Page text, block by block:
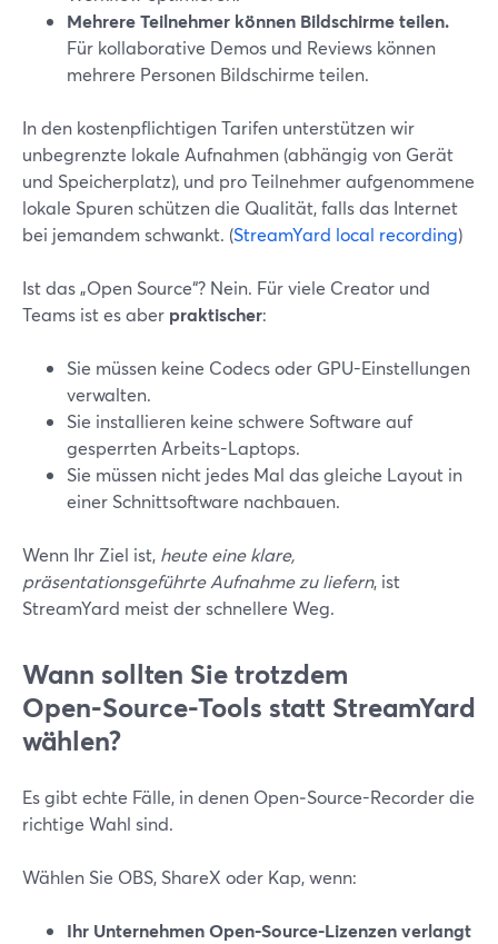
Mehrere Teilnehmer können Bildschirme teilen.
Für kollaborative Demos und Reviews können
mehrere Personen Bildschirme teilen.
In den kostenpflichtigen Tarifen unterstützen wir
unbegrenzte lokale Aufnahmen (abhängig von Gerät
und Speicherplatz), und pro Teilnehmer aufgenommene
lokale Spuren schützen die Qualität, falls das Internet
bei jemandem schwankt. (StreamYard local recording)
Ist das „Open Source“? Nein. Für viele Creator und
Teams ist es aber praktischer:
Sie müssen keine Codecs oder GPU-Einstellungen
verwalten.
Sie installieren keine schwere Software auf
gesperrten Arbeits-Laptops.
Sie müssen nicht jedes Mal das gleiche Layout in
einer Schnittsoftware nachbauen.
Wenn Ihr Ziel ist, heute eine klare,
präsentationsgeführte Aufnahme zu liefern, ist
StreamYard meist der schnellere Weg.
Wann sollten Sie trotzdem
Open‑Source-Tools statt StreamYard
wählen?
Es gibt echte Fälle, in denen Open‑Source-Recorder die
richtige Wahl sind.
Wählen Sie OBS, ShareX oder Kap, wenn:
Ihr Unternehmen Open‑Source-Lizenzen verlangt